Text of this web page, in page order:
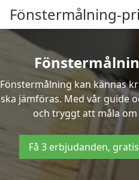
Fönstermålning-
Fönstermålning kan kännas
ska jämföras. Med vår guide
och tryggt att måla
Få 3 erbjudanden,